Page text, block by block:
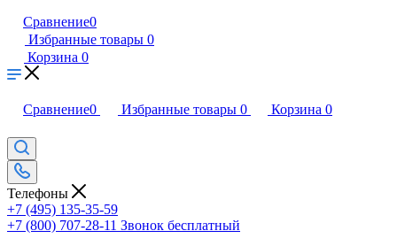
Сравнение0
Избранные товары 0
Корзина 0
Сравнение0 Избранные товары 0 Корзина 0
Телефоны
+7 (495) 135-35-59
+7 (800) 707-28-11 Звонок бесплатный